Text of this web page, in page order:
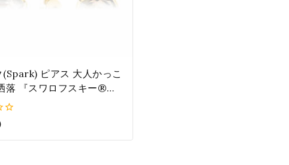
(Spark) ピアス 大人かっこ
落 『スワロフスキー®・
ル』レディース ゴールド